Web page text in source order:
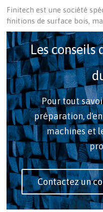
Finitech est une société
finitions de surface bois,
Les conseils
Pour tout
préparation,
machines et
Contactez un